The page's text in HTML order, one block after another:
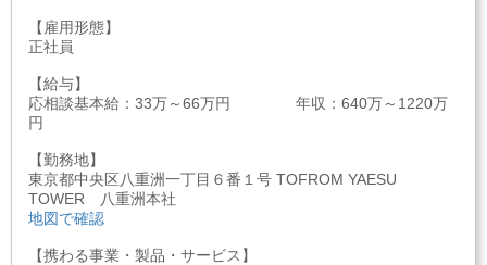
【雇用形態】
正社員
【給与】
応相談基本給：33万～66万円 年収：640万～1220万
円
【勤務地】
東京都中央区八重洲一丁目６番１号 TOFROM YAESU
TOWER 八重洲本社
地図で確認
【携わる事業・製品・サービス】